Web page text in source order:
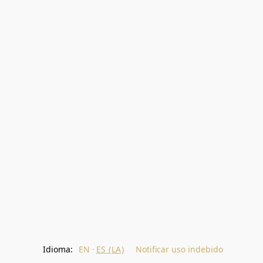
Idioma: EN ES (LA) Notificar uso indebido